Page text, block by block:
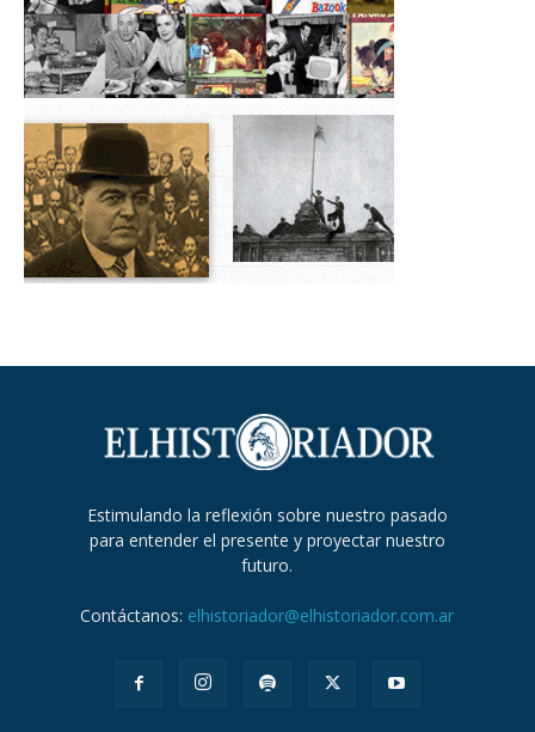
Estimulando la reflexión sobre nuestro pasado
para entender el presente y proyectar nuestro
futuro.
Contáctanos: elhistoriador@elhistoriador.com.ar